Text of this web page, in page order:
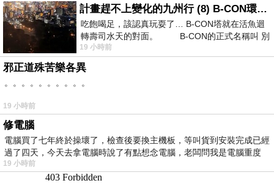
計畫趕不上變化的九州行 (8) B-CON環球塔
吃飽喝足，該認真玩耍了… B-CON塔就在活魚迴
轉壽司水天的對面。 B-CON的正式名稱叫 別
19 小時前
邪正道殊苦樂各異
。。。。。。。。。。
19 小時前
修電腦
電腦買了七年終於操壞了，檢查後要換主機板，等叫貨到安裝完成已經
過了四天，今天去拿電腦時說了有點想念電腦，老闆問我是電腦重度
19 小時前